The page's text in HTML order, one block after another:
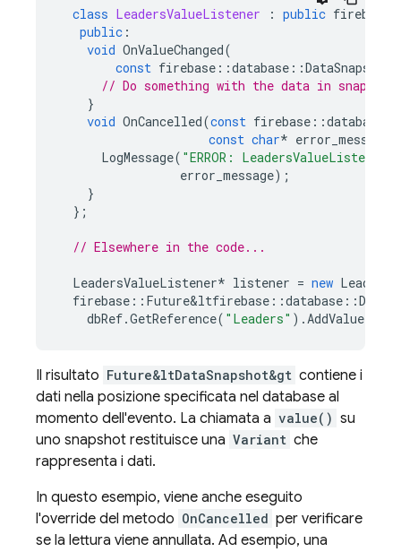
class LeadersValueListener : public firebase
public :
void OnValueChanged(
const firebase ::database ::DataSnapshot
// Do something with the data in
}
void OnCancelled(const firebase ::database
const char* error_message
LogMessage( "ERROR: LeadersValueListener
error_message);
}
};
// Elsewhere in the code...
LeadersValueListener* listener = new
firebase :: Future&ltfirebase ::database ::
dbRef.GetReference( "Leaders" ).
Il risultato Future&ltDataSnapshot&gt contiene i
dati nella posizione specificata nel database al
momento dell'evento. La chiamata a value() su
uno snapshot restituisce una Variant che
rappresenta i dati.
In questo esempio, viene anche eseguito
l'override del metodo OnCancelled per verificare
se la lettura viene annullata. Ad esempio, una